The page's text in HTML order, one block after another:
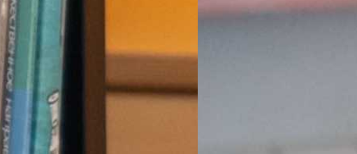
рассказала о новом проекте, который с прошлого года
XXI век. Великое слово русских писателей». Его
Они создают коллекцию цитат из произведений
Как выяснилось, к настоящему времени самой популярной,
Достоевского «Идиот»).
«Арт-Сатке» состоится повторная встреча «Книга как искусство»,
объединений Саткинского района «Содружество». И
проекта.